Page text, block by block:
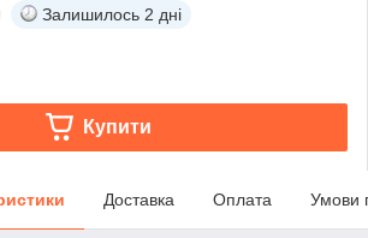
Залишилось 2 дні
Купити
Доставка Оплата Умови